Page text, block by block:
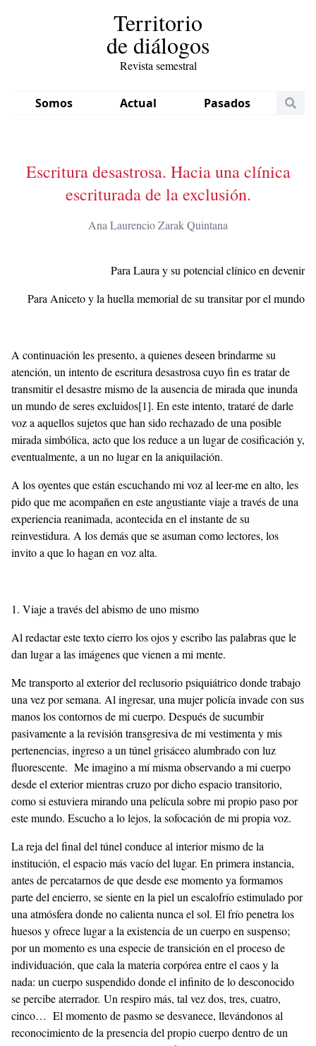
Territorio
de diálogos
Revista semestral
Somos Actual Pasados
Escritura desastrosa. Hacia una clínica
escriturada de la exclusión.
Ana Laurencio Zarak Quintana
Para Laura y su potencial clínico en devenir
Para Aniceto y la huella memorial de su transitar por el mundo
A continuación les presento, a quienes deseen brindarme su
atención, un intento de escritura desastrosa cuyo fin es tratar de
transmitir el desastre mismo de la ausencia de mirada que inunda
un mundo de seres excluidos[1]. En este intento, trataré de darle
voz a aquellos sujetos que han sido rechazado de una posible
mirada simbólica, acto que los reduce a un lugar de cosificación y,
eventualmente, a un no lugar en la aniquilación.
A los oyentes que están escuchando mi voz al leer-me en alto, les
pido que me acompañen en este angustiante viaje a través de una
experiencia reanimada, acontecida en el instante de su
reinvestidura. A los demás que se asuman como lectores, los
invito a que lo hagan en voz alta.
1. Viaje a través del abismo de uno mismo
Al redactar este texto cierro los ojos y escribo las palabras que le
dan lugar a las imágenes que vienen a mi mente.
Me transporto al exterior del reclusorio psiquiátrico donde trabajo
una vez por semana. Al ingresar, una mujer policía invade con sus
manos los contornos de mi cuerpo. Después de sucumbir
pasivamente a la revisión transgresiva de mi vestimenta y mis
pertenencias, ingreso a un túnel grisáceo alumbrado con luz
fluorescente. Me imagino a mí misma observando a mi cuerpo
desde el exterior mientras cruzo por dicho espacio transitorio,
como si estuviera mirando una película sobre mi propio paso por
este mundo. Escucho a lo lejos, la sofocación de mi propia voz.
La reja del final del túnel conduce al interior mismo de la
institución, el espacio más vacío del lugar. En primera instancia,
antes de percatarnos de que desde ese momento ya formamos
parte del encierro, se siente en la piel un escalofrío estimulado por
una atmósfera donde no calienta nunca el sol. El frío penetra los
huesos y ofrece lugar a la existencia de un cuerpo en suspenso;
por un momento es una especie de transición en el proceso de
individuación, que cala la materia corpórea entre el caos y la
nada: un cuerpo suspendido donde el infinito de lo desconocido
se percibe aterrador. Un respiro más, tal vez dos, tres, cuatro,
cinco… El momento de pasmo se desvanece, llevándonos al
reconocimiento de la presencia del propio cuerpo dentro de un